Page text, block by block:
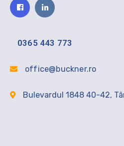
0365 443 773
office@buckner.ro
Bulevardul 1848 40-42,